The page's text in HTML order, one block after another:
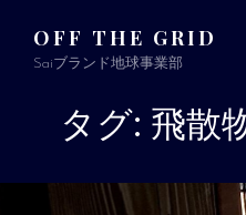
OFF THE GRID
Saiブランド地球事業部
タグ: 飛散